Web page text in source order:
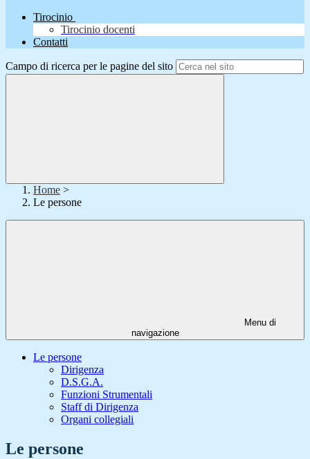
Tirocinio
Tirocinio docenti
Contatti
Campo di ricerca per le pagine del sito
Home >
Le persone
Menu di
navigazione
Le persone
Dirigenza
D.S.G.A.
Funzioni Strumentali
Staff di Dirigenza
Organi collegiali
Le persone